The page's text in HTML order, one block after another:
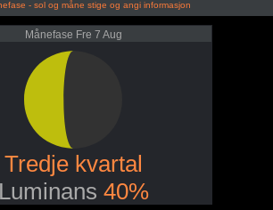
- sol og måne stige og angi informasjon
Månefase Fre 7 Aug
Tredje kvartal
Luminans 40%